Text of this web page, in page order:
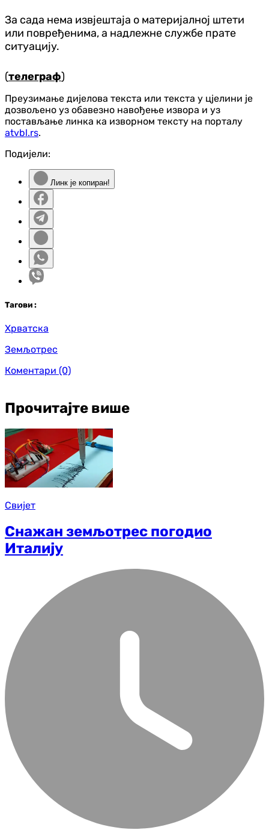
За сада нема извјештаја о материјалној штети
или повређенима, а надлежне службе прате
ситуацију.
(телеграф)
Преузимање дијелова текста или текста у цјелини је
дозвољено уз обавезно навођење извора и уз
постављање линка ка изворном тексту на порталу
atvbl.rs.
Подијели:
Линк је копиран!
Тагови :
Хрватска
Земљотрес
Коментари (0)
Прочитајте више
Свијет
Снажан земљотрес погодио
Италију